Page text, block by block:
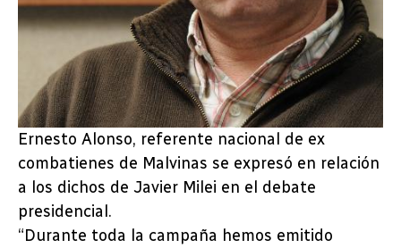
Ernesto Alonso, referente nacional de ex
combatienes de Malvinas se expresó en relación
a los dichos de Javier Milei en el debate
presidencial.
“Durante toda la campaña hemos emitido